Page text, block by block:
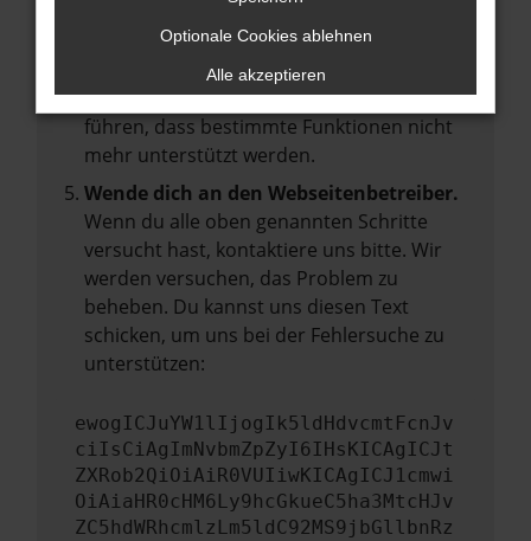
Betriebssystem auf dem neuesten Stand
Veraltete Software birgt nicht nur ein
Sicherheitsrisiko, sondern kann auch dazu
führen, dass bestimmte Funktionen nicht
mehr unterstützt werden.
Wende dich an den Webseitenbetreiber.
Wenn du alle oben genannten Schritte
versucht hast, kontaktiere uns bitte. Wir
werden versuchen, das Problem zu
beheben. Du kannst uns diesen Text
schicken, um uns bei der Fehlersuche zu
unterstützen:
ewogICJuYW1lIjogIk5ldHdvcmtFcnJv
ciIsCiAgImNvbmZpZyI6IHsKICAgICJt
ZXRob2QiOiAiR0VUIiwKICAgICJ1cmwi
OiAiaHR0cHM6Ly9hcGkueC5ha3MtcHJv
ZC5hdWRhcmlzLm5ldC92MS9jbGllbnRz
Optionale Cookies ablehnen
Alle akzeptieren